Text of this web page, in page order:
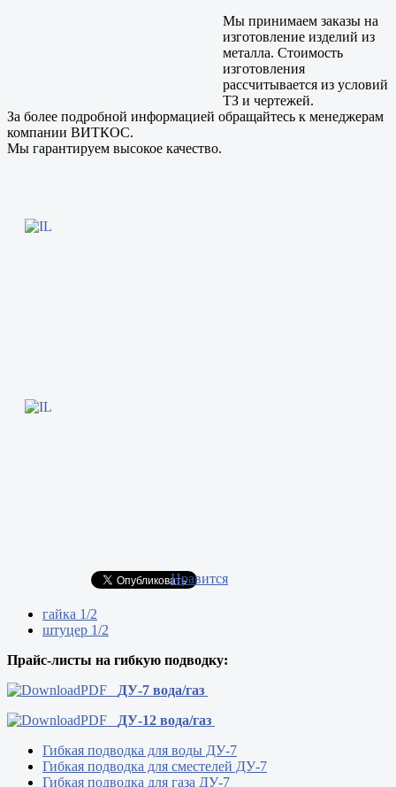
Мы принимаем заказы на
изготовление изделий из
металла. Стоимость
изготовления
рассчитывается из условий
ТЗ и чертежей.
За более подробной информацией обращайтесь к менеджерам
компании ВИТКОС.
Мы гарантируем высокое качество.
Нравится
гайка 1/2
штуцер 1/2
Прайс-листы на гибкую подводку:
ДУ-7 вода/газ
ДУ-12 вода/газ
Гибкая подводка для воды ДУ-7
Гибкая подводка для сместелей ДУ-7
Гибкая подводка для газа ДУ-7